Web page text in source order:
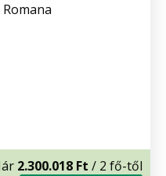
2.300.018 Ft / 2 fő-től